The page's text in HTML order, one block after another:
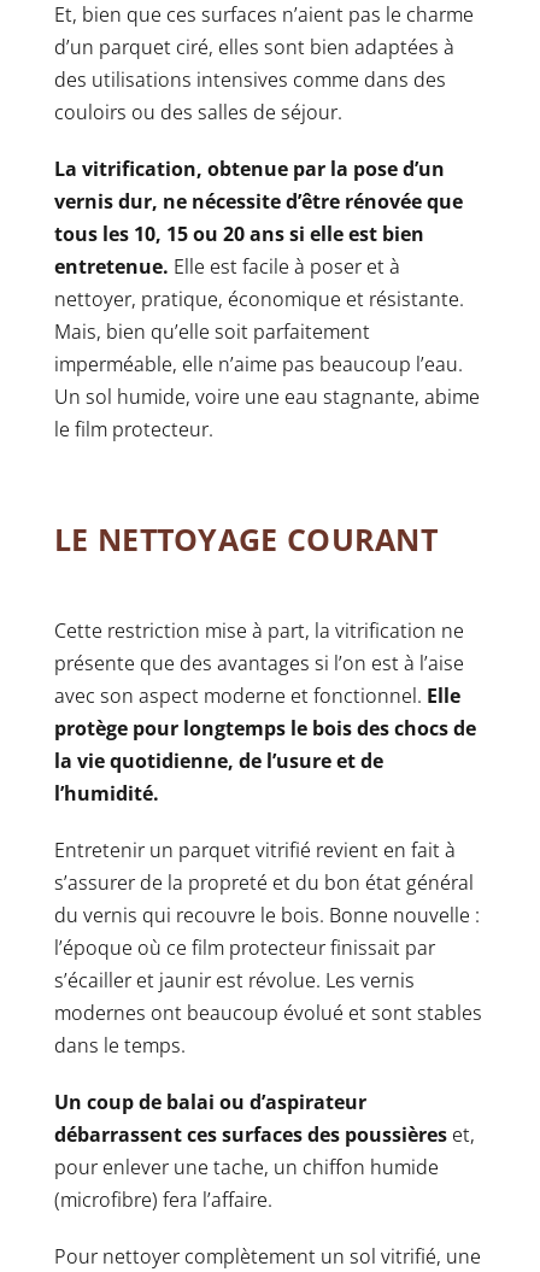
Et, bien que ces surfaces n’aient pas le charme
d’un parquet ciré, elles sont bien adaptées à
des utilisations intensives comme dans des
couloirs ou des salles de séjour.
La vitrification, obtenue par la pose d’un
vernis dur, ne nécessite d’être rénovée que
tous les 10, 15 ou 20 ans si elle est bien
entretenue. Elle est facile à poser et à
nettoyer, pratique, économique et résistante.
Mais, bien qu’elle soit parfaitement
imperméable, elle n’aime pas beaucoup l’eau.
Un sol humide, voire une eau stagnante, abime
le film protecteur.
LE NETTOYAGE COURANT
Cette restriction mise à part, la vitrification ne
présente que des avantages si l’on est à l’aise
avec son aspect moderne et fonctionnel. Elle
protège pour longtemps le bois des chocs de
la vie quotidienne, de l’usure et de
l’humidité.
Entretenir un parquet vitrifié revient en fait à
s’assurer de la propreté et du bon état général
du vernis qui recouvre le bois. Bonne nouvelle :
l’époque où ce film protecteur finissait par
s’écailler et jaunir est révolue. Les vernis
modernes ont beaucoup évolué et sont stables
dans le temps.
Un coup de balai ou d’aspirateur
débarrassent ces surfaces des poussières et,
pour enlever une tache, un chiffon humide
(microfibre) fera l’affaire.
Pour nettoyer complètement un sol vitrifié, une